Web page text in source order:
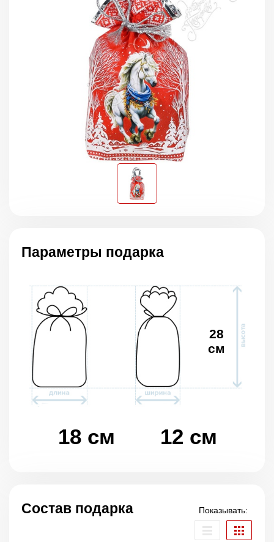
Параметры подарка
18 см 12 см
28
см
Состав подарка Показывать: